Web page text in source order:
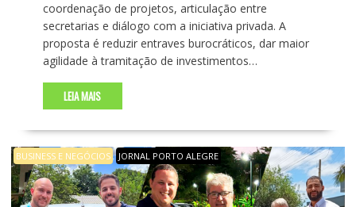
coordenação de projetos, articulação entre
secretarias e diálogo com a iniciativa privada. A
proposta é reduzir entraves burocráticos, dar maior
agilidade à tramitação de investimentos…
LEIA MAIS
BUSINESS E NEGÓCIOS JORNAL PORTO ALEGRE